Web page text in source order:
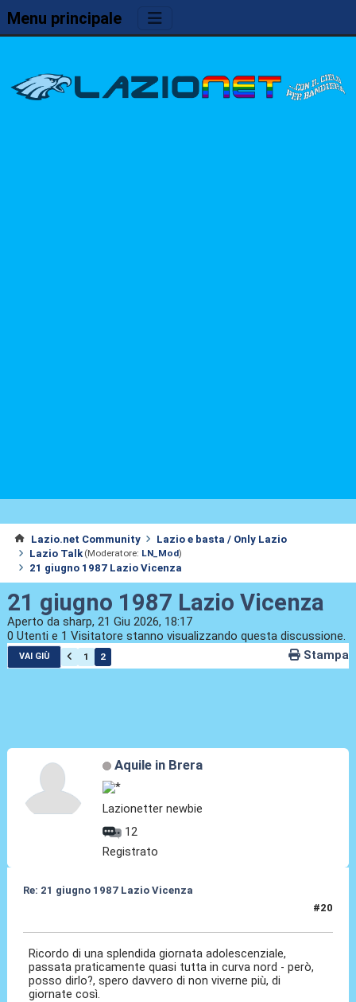
Menu principale
Lazio.net Community
Lazio e basta / Only Lazio
Lazio Talk (Moderatore: LN_Mod)
21 giugno 1987 Lazio Vicenza
21 giugno 1987 Lazio Vicenza
Aperto da sharp, 21 Giu 2026, 18:17
0 Utenti e 1 Visitatore stanno visualizzando questa discussione.
VAI GIÙ 1 2 Stampa
Aquile in Brera
Lazionetter newbie
12
Registrato
Re: 21 giugno 1987 Lazio Vicenza
#20
Ricordo di una splendida giornata adolescenziale,
passata praticamente quasi tutta in curva nord - però,
posso dirlo?, spero davvero di non viverne più, di
giornate così.